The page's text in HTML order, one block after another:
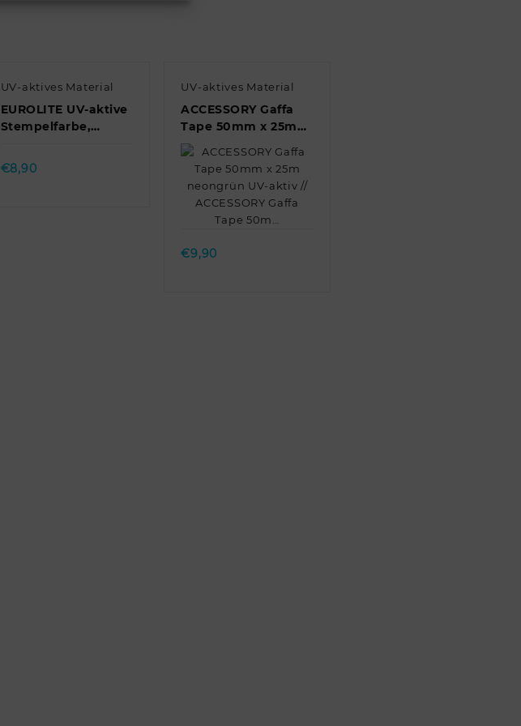
UV-aktives Material
EUROLITE UV-aktive
Stempelfarbe,
50ml // EUROLITE
UV-active …
€8,90
UV-aktives Material
ACCESSORY Gaffa
Tape 50mm x 25m
neongrün UV-aktiv //
ACCESSORY Gaffa
Tape 50m…
Quick view
€9,90